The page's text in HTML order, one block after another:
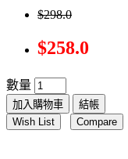
$298.0
$258.0
數量
加入購物車
結帳
Wish List
Compare